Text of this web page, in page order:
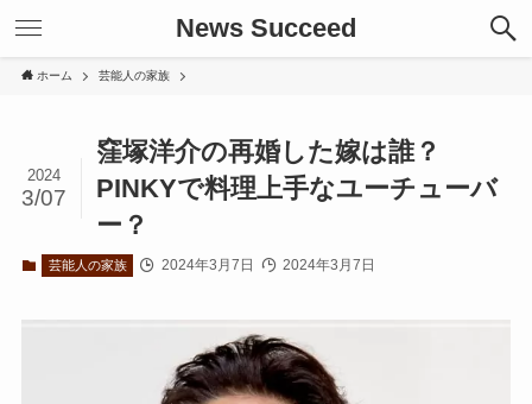
News Succeed
ホーム 芸能人の家族
窪塚洋介の再婚した嫁は誰？
PINKYで料理上手なユーチューバ
ー？
2024
3/07
芸能人の家族 2024年3月7日 2024年3月7日